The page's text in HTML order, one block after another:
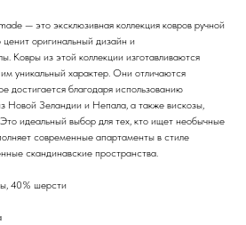
— это эксклюзивная коллекция ковров ручной
ценит оригинальный дизайн и
Ковры из этой коллекции изготавливаются
уникальный характер. Они отличаются
достигается благодаря использованию
Новой Зеландии и Непала, а также вискозы,
идеальный выбор для тех, кто ищет необычные
современные апартаменты в стиле
скандинавские пространства.
40% шерсти